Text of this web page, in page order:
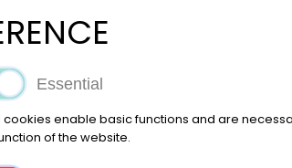
als die ausgereifteste Ausführung
Linienführung. Im Innenraum erwarten
Dieses Exemplar wurde neu in
lediglich rund 3.200 Kilometer
zusätzliche Zierelemente.
Eine technische Durchsicht
Ferrari V12 Grand Tourisme Coupé mit
Tugenden mit hoher
Essential
cookies enable basic functions and are
of the website.